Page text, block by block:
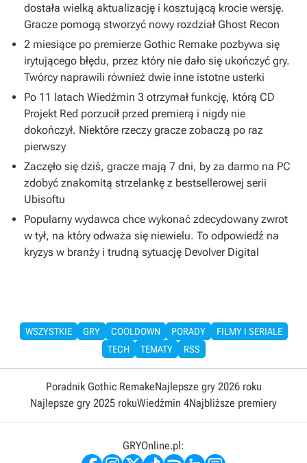
dostała wielką aktualizację i kosztującą krocie wersję.
Gracze pomogą stworzyć nowy rozdział Ghost Recon
2 miesiące po premierze Gothic Remake pozbywa się
irytującego błędu, przez który nie dało się ukończyć gry.
Twórcy naprawili również dwie inne istotne usterki
Po 11 latach Wiedźmin 3 otrzymał funkcję, którą CD
Projekt Red porzucił przed premierą i nigdy nie
dokończył. Niektóre rzeczy gracze zobaczą po raz
pierwszy
Zaczęło się dziś, gracze mają 7 dni, by za darmo na PC
zdobyć znakomitą strzelankę z bestsellerowej serii
Ubisoftu
Popularny wydawca chce wykonać zdecydowany zwrot
w tył, na który odważa się niewielu. To odpowiedź na
kryzys w branży i trudną sytuację Devolver Digital
WSZYSTKIE GRY COOLDOWN PORADY
FILMY I SERIALE
TECH
TEMATY RSS
Poradnik Gothic RemakeNajlepsze gry 2026 roku
Najlepsze gry 2025 rokuWiedźmin 4Najbliższe premiery
GRYOnline.pl: